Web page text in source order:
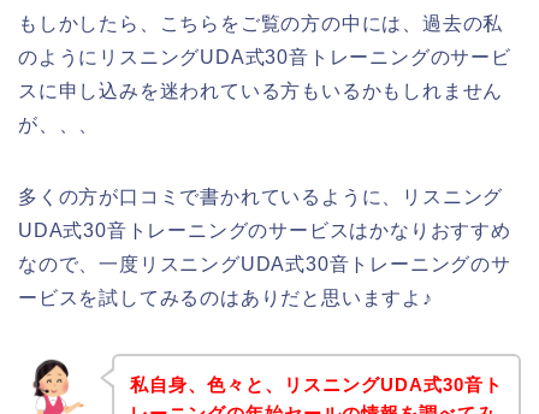
もしかしたら、こちらをご覧の方の中には、過去の私
のようにリスニングUDA式30音トレーニングのサービ
スに申し込みを迷われている方もいるかもしれません
が、、、
多くの方が口コミで書かれているように、リスニング
UDA式30音トレーニングのサービスはかなりおすすめ
なので、一度リスニングUDA式30音トレーニングのサ
ービスを試してみるのはありだと思いますよ♪
私自身、色々と、リスニングUDA式30音ト